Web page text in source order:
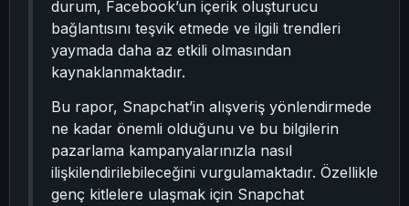
durum, Facebook’un içerik oluşturucu
bağlantısını teşvik etmede ve ilgili trendleri
yaymada daha az etkili olmasından
kaynaklanmaktadır.
Bu rapor, Snapchat’in alışveriş yönlendirmede
ne kadar önemli olduğunu ve bu bilgilerin
pazarlama kampanyalarınızla nasıl
ilişkilendirilebileceğini vurgulamaktadır. Özellikle
genç kitlelere ulaşmak için Snapchat